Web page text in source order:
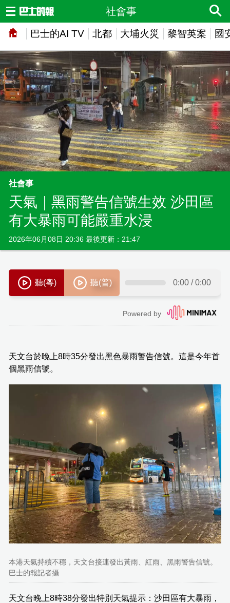
巴士的AI TV 北都 大埔火災 黎智英案 國
社會事
社會事
天氣｜黑雨警告信號生效 沙田區
有大暴雨可能嚴重水浸
2026年06月08日 20:36 最後更新：21:47
天文台於晚上8時35分發出黑色暴雨警告信號。這是今年首
個黑雨信號。
本港天氣持續不穩，天文台接連發出黃雨、紅雨、黑雨警告信號。
巴士的報記者攝
天文台晚上8時38分發出特別天氣提示：沙田區有大暴雨，